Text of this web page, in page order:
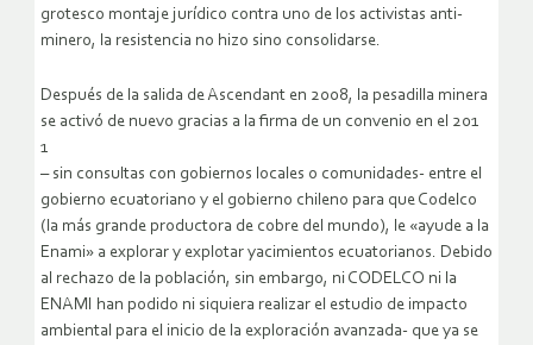
grotesco montaje jurídico contra uno de los activistas anti-
minero, la resistencia no hizo sino consolidarse.
Después de la salida de Ascendant en 2008, la pesadilla minera
se activó de nuevo gracias a la firma de un convenio en el 201
1
– sin consultas con gobiernos locales o comunidades- entre el
gobierno ecuatoriano y el gobierno chileno para que Codelco
(la más grande productora de cobre del mundo), le «ayude a la
Enami» a explorar y explotar yacimientos ecuatorianos. Debido
al rechazo de la población, sin embargo, ni CODELCO ni la
ENAMI han podido ni siquiera realizar el estudio de impacto
ambiental para el inicio de la exploración avanzada- que ya se